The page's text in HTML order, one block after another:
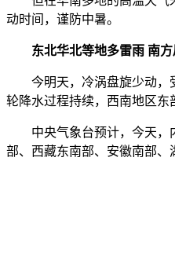
动时间，谨防中暑。
东北华北等地多雷雨 南
今明天，冷涡盘旋少动，受
轮降水过程持续，西南地区东
中央气象台预计，今天，内
部、西藏东南部、安徽南部、